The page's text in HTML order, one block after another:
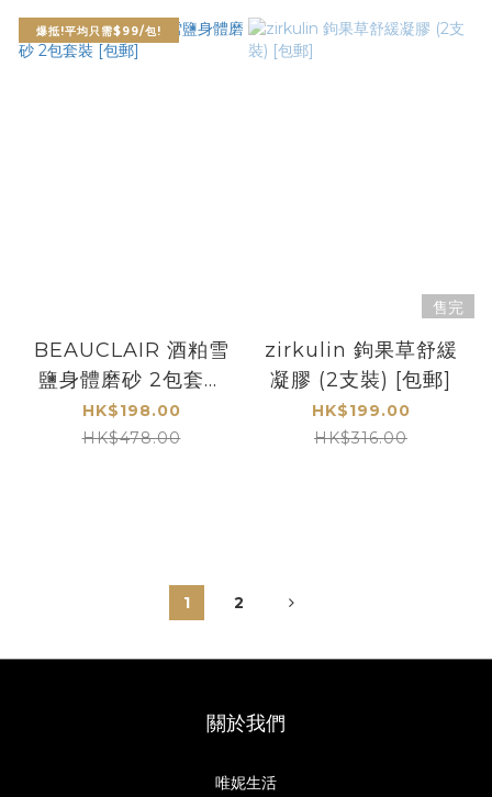
爆抵!平均只需$99/包!
BEAUCLAIR 酒粕雪
鹽身體磨砂 2包套裝
[包郵]
HK$198.00
HK$478.00
售完
zirkulin 鉤果草舒緩
凝膠 (2支裝) [包郵]
HK$199.00
HK$316.00
1 2
關於我們
唯妮生活